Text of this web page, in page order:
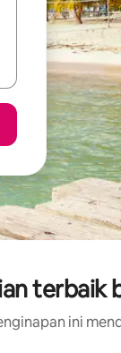
terbaik
ini